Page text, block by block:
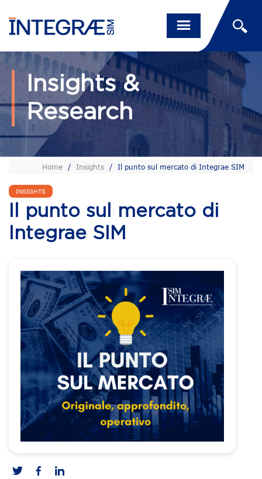
Insights &
Research
Home / Insights / Il punto sul mercato di Integrae SIM
INSIGHTS
Il punto sul mercato di
Integrae SIM